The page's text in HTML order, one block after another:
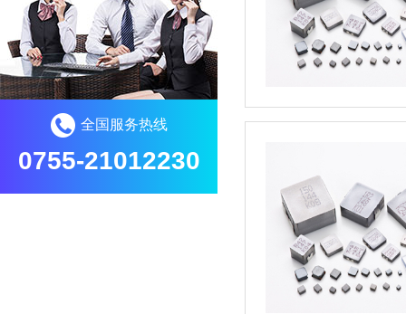
全国服务热线
0755-21012230